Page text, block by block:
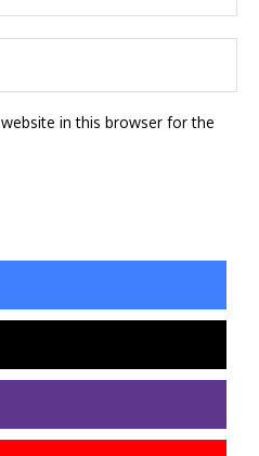
in this browser for the